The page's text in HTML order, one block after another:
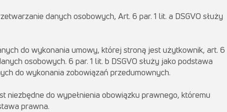
danych osobowych, Art. 6 par. 1 lit. a DSGVO służy
do wykonania umowy, której stroną jest użytkownik, art. 6
osobowych. 6 par. 1 lit. b DSGVO służy jako podstawa
do wykonania zobowiązań przedumownych.
do wypełnienia obowiązku prawnego, któremu
prawna.